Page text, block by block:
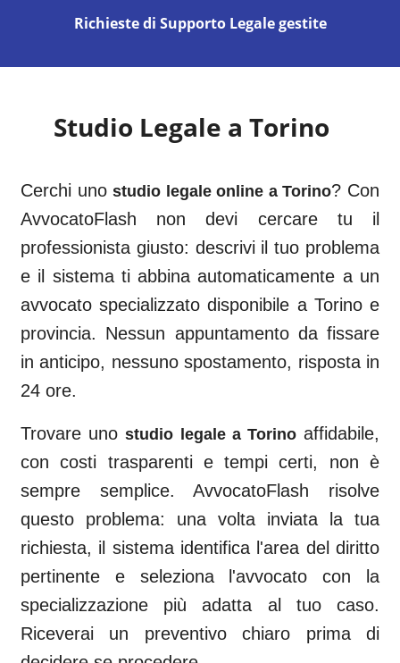
Richieste di Supporto Legale gestite
Studio Legale a Torino
Cerchi uno studio legale online aTorino? Con
AvvocatoFlash non devi cercare tu il
professionista giusto: descrivi il tuo problema
e il sistema ti abbina automaticamente a un
avvocato specializzato disponibile a Torinoe
provincia. Nessun appuntamento da fissare
in anticipo, nessuno spostamento, risposta in
24 ore.
Trovare unostudio legale a Torino affidabile,
con costi trasparenti e tempi certi, non è
sempre semplice. AvvocatoFlash risolve
questo problema: una volta inviata la tua
richiesta, il sistema identifica l'area del diritto
pertinente e seleziona l'avvocato con la
specializzazione più adatta al tuo caso.
Riceverai un preventivo chiaro prima di